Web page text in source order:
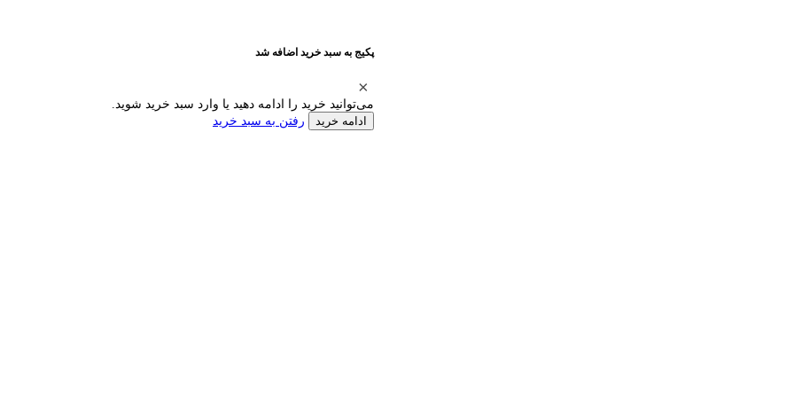
پکیج به سبد خرید اضافه شد
می‌توانید خرید را ادامه دهید یا وارد سبد خرید شوید.
ادامه خرید رفتن به سبد خرید